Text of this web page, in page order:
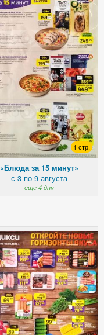
1 стр.
«Блюда за 15 минут»
с 3 по 9 августа
еще 4 дня